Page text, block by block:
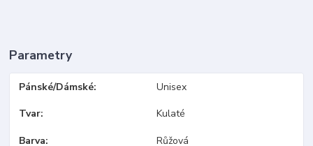
Parametry
Pánské/Dámské Unisex
Tvar Kulaté
Barva Růžová